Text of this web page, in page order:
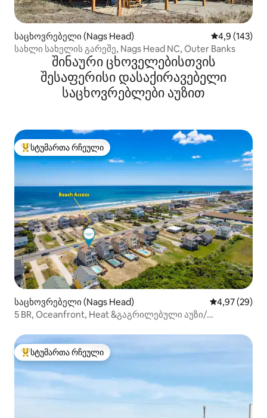
საცხოვრებელი (Nags Head) საშუალო
4,9 (143)
სახლი სახელის გარეშე, Nags Head NC, Outer Banks
შინაური ცხოველებისთვის
შესაფერისი დასაქირავებელი
საცხოვრებლები აუზით
სტუმართა რჩეული მოწინავე ვარიანტი
სტუმართა რჩეული
საცხოვრებელი (Nags Head) საშუალო
4,97 (29)
5 BR, Oceanfront, Heat &გაგრილებული აუზი/
სტუმართა რჩეული მოწინავე ვარიანტი
სტუმართა რჩეული